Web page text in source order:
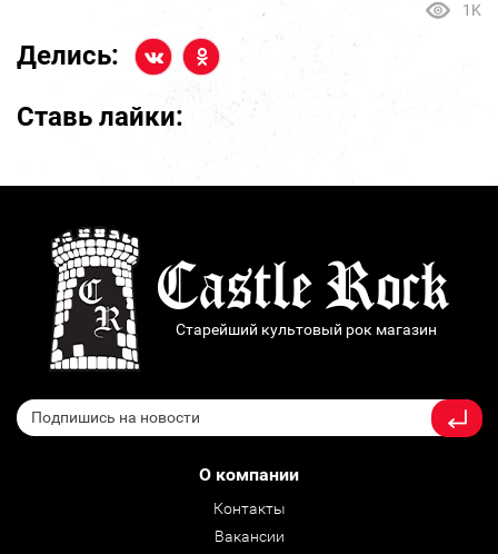
1K
Делись:
Ставь лайки:
Старейший культовый рок магазин
О компании
Контакты
Вакансии